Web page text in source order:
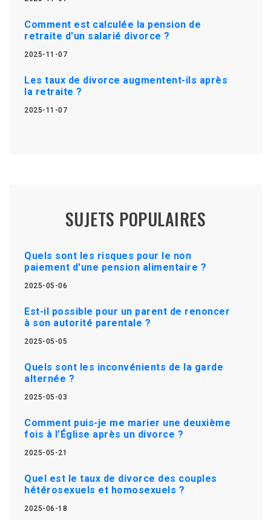
Comment est calculée la pension de
retraite d'un salarié divorce ?
2025-11-07
Les taux de divorce augmentent-ils après
la retraite ?
2025-11-07
SUJETS POPULAIRES
Quels sont les risques pour le non
paiement d'une pension alimentaire ?
2025-05-06
Est-il possible pour un parent de renoncer
à son autorité parentale ?
2025-05-05
Quels sont les inconvénients de la garde
alternée ?
2025-05-03
Comment puis-je me marier une deuxième
fois à l'Église après un divorce ?
2025-05-21
Quel est le taux de divorce des couples
hétérosexuels et homosexuels ?
2025-06-18